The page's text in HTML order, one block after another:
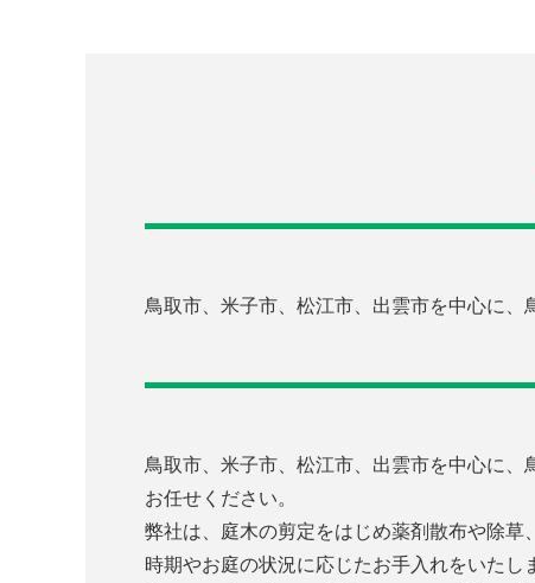
鳥取市、米子市、松江市、出雲市を中心に
鳥取市、米子市、松江市、出雲市を中心に
お任せください。
弊社は、庭木の剪定をはじめ薬剤散布や除草
時期やお庭の状況に応じたお手入れをいたし